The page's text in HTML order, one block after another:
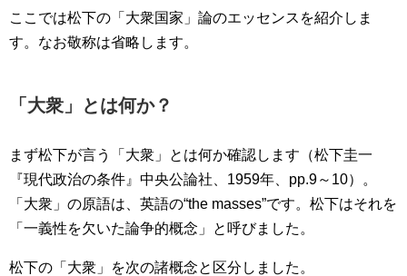
ここでは松下の「大衆国家」論のエッセンスを紹介しま
す。なお敬称は省略します。
「大衆」とは何か？
まず松下が言う「大衆」とは何か確認します（松下圭一
『現代政治の条件』中央公論社、1959年、pp.9～10）。
「大衆」の原語は、英語の“the masses”です。松下はそれを
「一義性を欠いた論争的概念」と呼びました。
松下の「大衆」を次の諸概念と区分しました。